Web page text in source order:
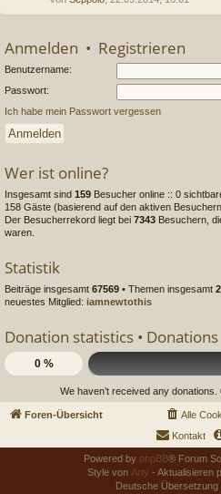
Anmelden • Registrieren
Benutzername:
Passwort:
Ich habe mein Passwort vergessen
Wer ist online?
Insgesamt sind 159 Besucher online :: 0
158 Gäste (basierend auf den aktiven
Der Besucherrekord liegt bei 7343 Besuchern,
waren.
Statistik
Beiträge insgesamt 67569 • Themen insgesamt
neuestes Mitglied: iamnewtothis
Donation statistics • Donations
0 %
We haven’t received any
Foren-Übersicht
Alle
Kontakt
Powered by phpBB® Forum
Style von Arty - Aktualisieren
Deutsche Übersetzung